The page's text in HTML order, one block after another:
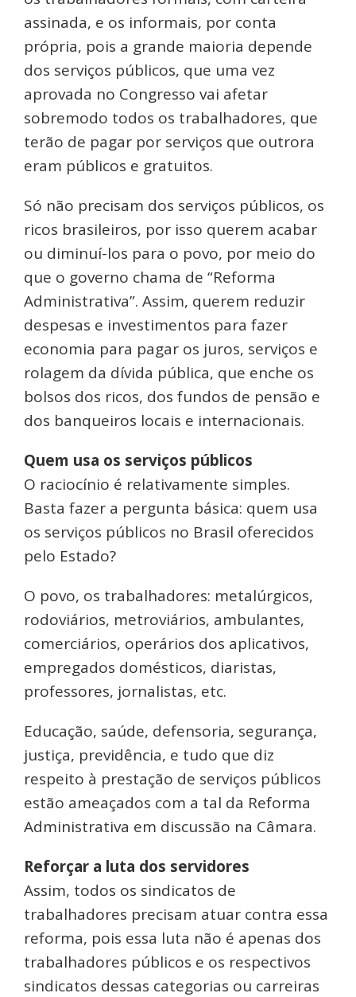
assinada, e os informais, por conta
própria, pois a grande maioria depende
dos serviços públicos, que uma vez
aprovada no Congresso vai afetar
sobremodo todos os trabalhadores, que
terão de pagar por serviços que outrora
eram públicos e gratuitos.
Só não precisam dos serviços públicos, os
ricos brasileiros, por isso querem acabar
ou diminuí-los para o povo, por meio do
que o governo chama de “Reforma
Administrativa”. Assim, querem reduzir
despesas e investimentos para fazer
economia para pagar os juros, serviços e
rolagem da dívida pública, que enche os
bolsos dos ricos, dos fundos de pensão e
dos banqueiros locais e internacionais.
Quem usa os serviços públicos
O raciocínio é relativamente simples.
Basta fazer a pergunta básica: quem usa
os serviços públicos no Brasil oferecidos
pelo Estado?
O povo, os trabalhadores: metalúrgicos,
rodoviários, metroviários, ambulantes,
comerciários, operários dos aplicativos,
empregados domésticos, diaristas,
professores, jornalistas, etc.
Educação, saúde, defensoria, segurança,
justiça, previdência, e tudo que diz
respeito à prestação de serviços públicos
estão ameaçados com a tal da Reforma
Administrativa em discussão na Câmara.
Reforçar a luta dos servidores
Assim, todos os sindicatos de
trabalhadores precisam atuar contra essa
reforma, pois essa luta não é apenas dos
trabalhadores públicos e os respectivos
sindicatos dessas categorias ou carreiras